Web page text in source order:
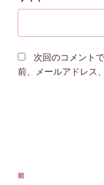
次回のコメント
前、メールアドレス
投
過
前